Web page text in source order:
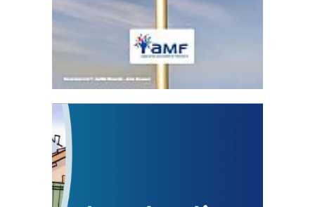
Statut de l’élu local
3 avril 2024
Mise à jour avril 2024
FEUILLETER